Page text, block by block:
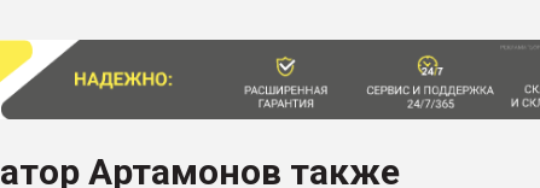
выходит на
рынке
Артамонов также